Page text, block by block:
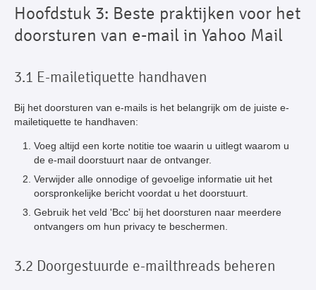
Hoofdstuk 3: Beste praktijken voor het
doorsturen van e-mail in Yahoo Mail
3.1 E-mailetiquette handhaven
Bij het doorsturen van e-mails is het belangrijk om de juiste e-
mailetiquette te handhaven:
Voeg altijd een korte notitie toe waarin u uitlegt waarom u
de e-mail doorstuurt naar de ontvanger.
Verwijder alle onnodige of gevoelige informatie uit het
oorspronkelijke bericht voordat u het doorstuurt.
Gebruik het veld 'Bcc' bij het doorsturen naar meerdere
ontvangers om hun privacy te beschermen.
3.2 Doorgestuurde e-mailthreads beheren